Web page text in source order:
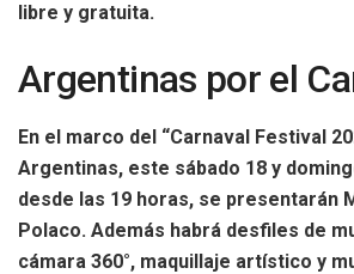
libre y gratuita.
Argentinas por el
En el marco del “Carnaval Festival
Argentinas, este sábado 18 y
desde las 19 horas, se presentarán
Polaco. Además habrá desfiles de
cámara 360°, maquillaje artístico y